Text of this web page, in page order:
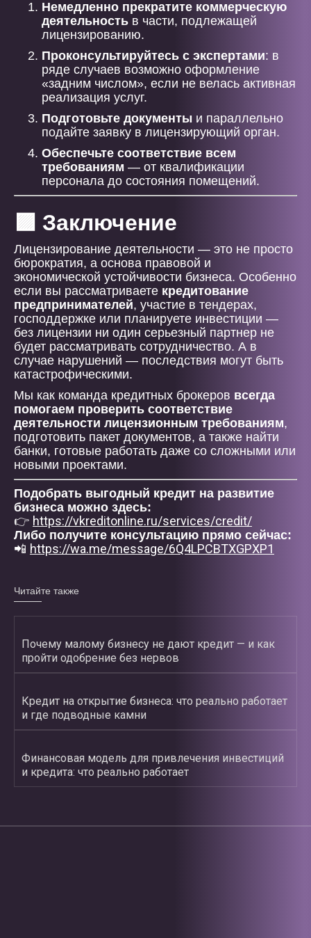
Немедленно прекратите коммерческую
деятельность в части, подлежащей
лицензированию.
Проконсультируйтесь с экспертами: в
ряде случаев возможно оформление
«задним числом», если не велась активная
реализация услуг.
Подготовьте документы и параллельно
подайте заявку в лицензирующий орган.
Обеспечьте соответствие всем
требованиям — от квалификации
персонала до состояния помещений.
🟪 Заключение
Лицензирование деятельности — это не просто
бюрократия, а основа правовой и
экономической устойчивости бизнеса. Особенно
если вы рассматриваете кредитование
предпринимателей, участие в тендерах,
господдержке или планируете инвестиции —
без лицензии ни один серьезный партнер не
будет рассматривать сотрудничество. А в
случае нарушений — последствия могут быть
катастрофическими.
Мы как команда кредитных брокеров всегда
помогаем проверить соответствие
деятельности лицензионным требованиям,
подготовить пакет документов, а также найти
банки, готовые работать даже со сложными или
новыми проектами.
Подобрать выгодный кредит на развитие
бизнеса можно здесь:
👉 https://vkreditonline.ru/services/credit/
Либо получите консультацию прямо сейчас:
📲 https://wa.me/message/6Q4LPCBTXGPXP1
Читайте также
Почему малому бизнесу не дают кредит — и как
пройти одобрение без нервов
Кредит на открытие бизнеса: что реально работает
и где подводные камни
Финансовая модель для привлечения инвестиций
и кредита: что реально работает